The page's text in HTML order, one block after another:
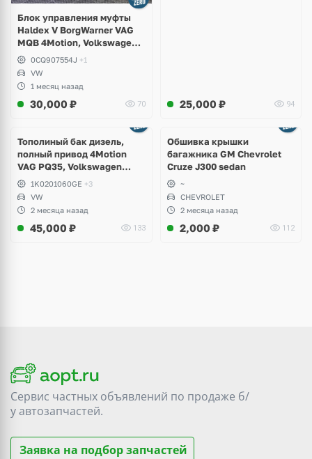
Блок управления муфты
Haldex V BorgWarner VAG
MQB 4Motion, Volkswagen
Tiguan
0CQ907554J +1
VW
1 месяц назад
30,000 ₽ 70 25,000 ₽ 94
Тополиный бак дизель,
полный привод 4Motion
VAG PQ35, Volkswagen
Scirocco, Golf V, VI, Skoda
Yeti, Octavia A5, Superb,
Audi A3, Seat Altea
1K0201060GE +3
VW
2 месяца назад
45,000 ₽ 133
Обшивка крышки
багажника GM Chevrolet
Cruze J300 sedan
~
CHEVROLET
2 месяца назад
2,000 ₽ 112
Сервис частных объявлений по продаже б/
уавтозапчастей.
Заявка на подбор запчастей